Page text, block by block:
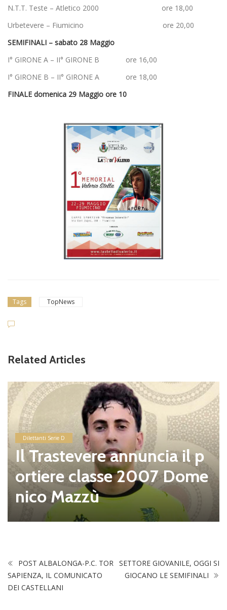
N.T.T. Teste – Atletico 2000 ore 18,00
Urbetevere – Fiumicino ore 20,00
SEMIFINALI – sabato 28 Maggio
I° GIRONE A – II° GIRONE B ore 16,00
I° GIRONE B – II° GIRONE A ore 18,00
FINALE domenica 29 Maggio ore 10
Tags TopNews
Related Articles
Dilettanti Serie D
Il Trastevere annuncia il p
ortiere classe 2007 Dome
nico Mazzù
POST ALBALONGA-P.C. TOR
SAPIENZA, IL COMUNICATO
DEI CASTELLANI
SETTORE GIOVANILE, OGGI SI
GIOCANO LE SEMIFINALI